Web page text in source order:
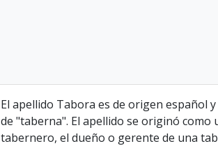
El apellido Tabora es de origen español
de "taberna". El apellido se originó como
tabernero, el dueño o gerente de una